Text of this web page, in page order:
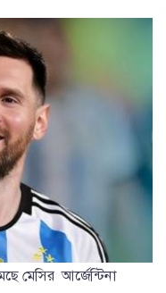
মেসির আর্জেন্টিনা